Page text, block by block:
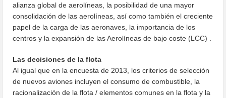
alianza global de aerolíneas, la posibilidad de una mayor
consolidación de las aerolíneas, así como también el creciente
papel de la carga de las aeronaves, la importancia de los
centros y la expansión de las Aerolíneas de bajo coste (LCC) .
Las decisiones de la flota
Al igual que en la encuesta de 2013, los criterios de selección
de nuevos aviones incluyen el consumo de combustible, la
racionalización de la flota / elementos comunes en la flota y la